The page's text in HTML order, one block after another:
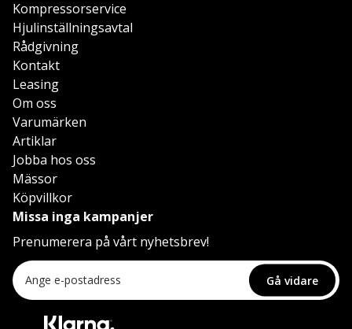
Kompressorservice
Hjulinställningsavtal
Rådgivning
Kontakt
Leasing
Om oss
Varumärken
Artiklar
Jobba hos oss
Mässor
Köpvillkor
Missa inga kampanjer
Prenumerera på vårt nyhetsbrev!
Gå vidare